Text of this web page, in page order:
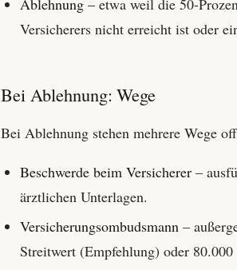
Ablehnung – etwa weil die 50-
Versicherers nicht erreicht ist oder
Bei Ablehnung: Wege
Bei Ablehnung stehen mehrere Wege
Beschwerde beim Versicherer –
ärztlichen Unterlagen.
Versicherungs­ombudsmann –
Streitwert (Empfehlung) oder